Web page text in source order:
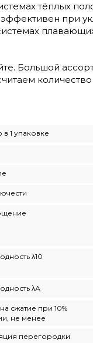
тёплых
при
Большой
в 1 упаковке
λ10
λА
сжатие при 10%
не менее
перегородки